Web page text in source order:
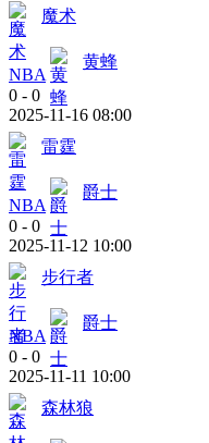
魔术
NBA
黄蜂
0 - 0
2025-11-16 08:00
雷霆
NBA
爵士
0 - 0
2025-11-12 10:00
步行者
NBA
爵士
0 - 0
2025-11-11 10:00
森林狼